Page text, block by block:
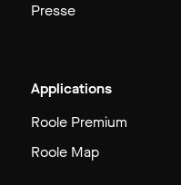
Presse
Applications
Roole Premium
Roole Map